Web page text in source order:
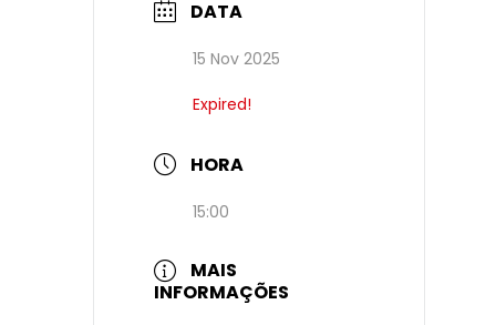
DATA
15 Nov 2025
Expired!
HORA
15:00
MAIS
INFORMAÇÕES